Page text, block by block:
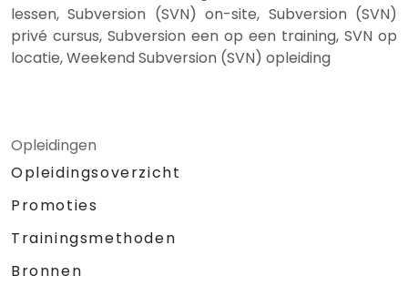
lessen, Subversion (SVN) on-site, Subversion (SVN)
privé cursus, Subversion een op een training, SVN op
locatie, Weekend Subversion (SVN) opleiding
Opleidingen
Opleidingsoverzicht
Promoties
Trainingsmethoden
Bronnen